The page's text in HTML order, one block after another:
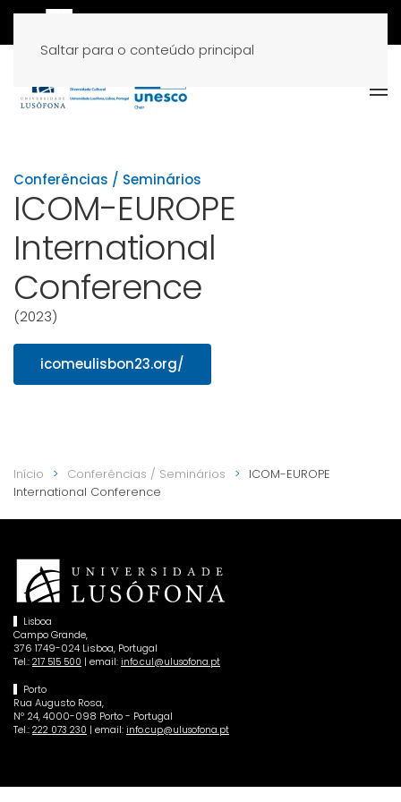
Saltar para o conteúdo principal
Conferências / Seminários
ICOM-EUROPE
International
Conference
(2023)
icomeulisbon23.org/
Início Conferências / Seminários
ICOM-EUROPE
International Conference
Lisboa
Campo Grande,
376 1749-024 Lisboa, Portugal
Tel.: 217 515 500 | email: info.cul@ulusofona.pt
Porto
Rua Augusto Rosa,
Nº 24, 4000-098 Porto - Portugal
Tel.: 222 073 230 | email: info.cup@ulusofona.pt